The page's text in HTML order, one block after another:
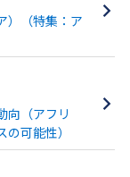
）（特集：ア
向（アフリ
可能性）